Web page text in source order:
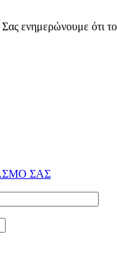
ενημερώνουμε ότι
ΣΑΣ